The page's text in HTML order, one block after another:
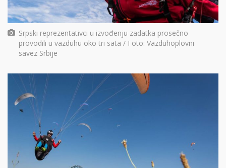
Srpski reprezentativci u izvođenju zadatka prosečno
provodili u vazduhu oko tri sata / Foto: Vazduhoplovni
savez Srbije